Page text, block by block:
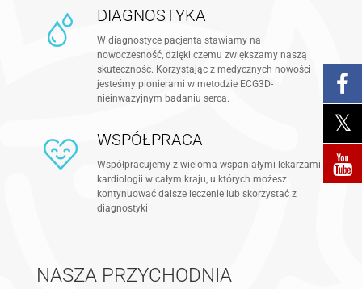
DIAGNOSTYKA
W diagnostyce pacjenta stawiamy na
nowoczesność, dzięki czemu zwiększamy naszą
skuteczność. Korzystając z medycznych nowości
jesteśmy pionierami w metodzie ECG3D-
nieinwazyjnym badaniu serca.
WSPÓŁPRACA
Współpracujemy z wieloma wspaniałymi lekarzami
kardiologii w całym kraju, u których możesz
kontynuować dalsze leczenie lub skorzystać z
diagnostyki
NASZA PRZYCHODNIA